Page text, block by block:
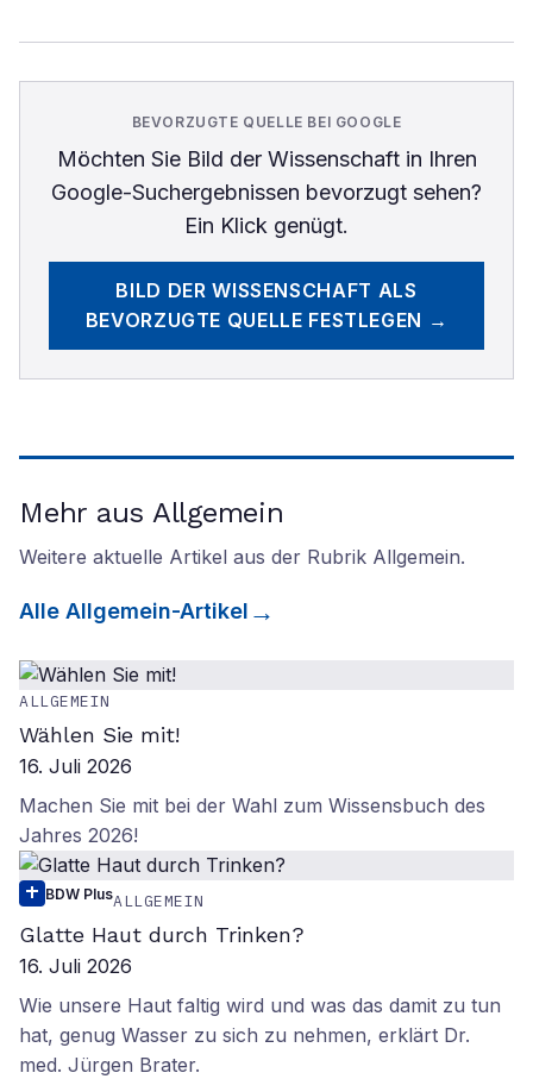
BEVORZUGTE QUELLE BEI GOOGLE
Möchten Sie Bild der Wissenschaftin Ihren
Google-Suchergebnissen bevorzugt sehen?
Ein Klick genügt.
BILD DER WISSENSCHAFT ALS
BEVORZUGTE QUELLE FESTLEGEN →
Mehr aus Allgemein
Weitere aktuelle Artikel aus der Rubrik Allgemein.
Alle Allgemein-Artikel
ALLGEMEIN
Wählen Sie mit!
16. Juli 2026
Machen Sie mit bei der Wahl zum Wissensbuch des
Jahres 2026!
BDW PlusALLGEMEIN
Glatte Haut durch Trinken?
16. Juli 2026
Wie unsere Haut faltig wird und was das damit zu tun
hat, genug Wasser zu sich zu nehmen, erklärt Dr.
med. Jürgen Brater.